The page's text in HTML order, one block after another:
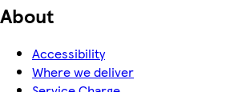
About
Accessibility
Where we deliver